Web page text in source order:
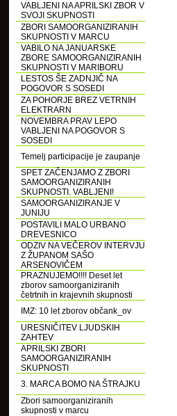
VABLJENI NA APRILSKI ZBOR V
SVOJI SKUPNOSTI
ZBORI SAMOORGANIZIRANIH
SKUPNOSTI V MARCU
VABILO NA JANUARSKE
ZBORE SAMOORGANIZIRANIH
SKUPNOSTI V MARIBORU
LESTOS ŠE ZADNJIČ NA
POGOVOR S SOSEDI
ZA POHORJE BREZ VETRNIH
ELEKTRARN
NOVEMBRA PRAV LEPO
VABLJENI NA POGOVOR S
SOSEDI
Temelj participacije je zaupanje
SPET ZAČENJAMO Z ZBORI
SAMOORGANIZIRANIH
SKUPNOSTI. VABLJENI!
SAMOORGANIZIRANJE V
JUNIJU
POSTAVILI MALO URBANO
DREVESNICO
ODZIV NA VEČEROV INTERVJU
Z ŽUPANOM SAŠO
ARSENOVIČEM
PRAZNUJEMO!!!! Deset let
zborov samoorganiziranih
četrtnih in krajevnih skupnosti
IMZ: 10 let zborov občank_ov
URESNIČITEV LJUDSKIH
ZAHTEV
APRILSKI ZBORI
SAMOORGANIZIRANIH
SKUPNOSTI
3. MARCA BOMO NA ŠTRAJKU
Zbori samoorganiziranih
skupnosti v marcu